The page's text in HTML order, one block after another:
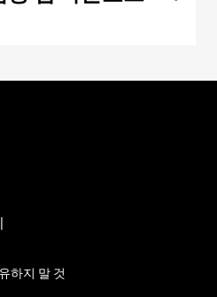
하지 말 것